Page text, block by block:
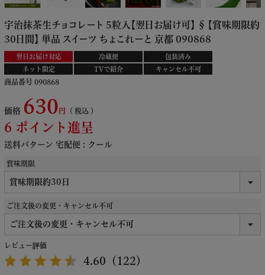
宇治抹茶生チョコレート 5粒入【翌日お届け可】 § 【賞味期限約
30日間】 単品 スイーツ ちょこれーと 京都 090868
翌日お届け対応 冷蔵便
包装済み
ネット限定
TVで紹介 キャンセル不可
商品番号 090868
価格 630 税込
6 ポイント進呈
送料パターン 宅配便 : クール
賞味期限
ご注文後の変更・キャンセル不可
レビュー評価
4.60 （122）